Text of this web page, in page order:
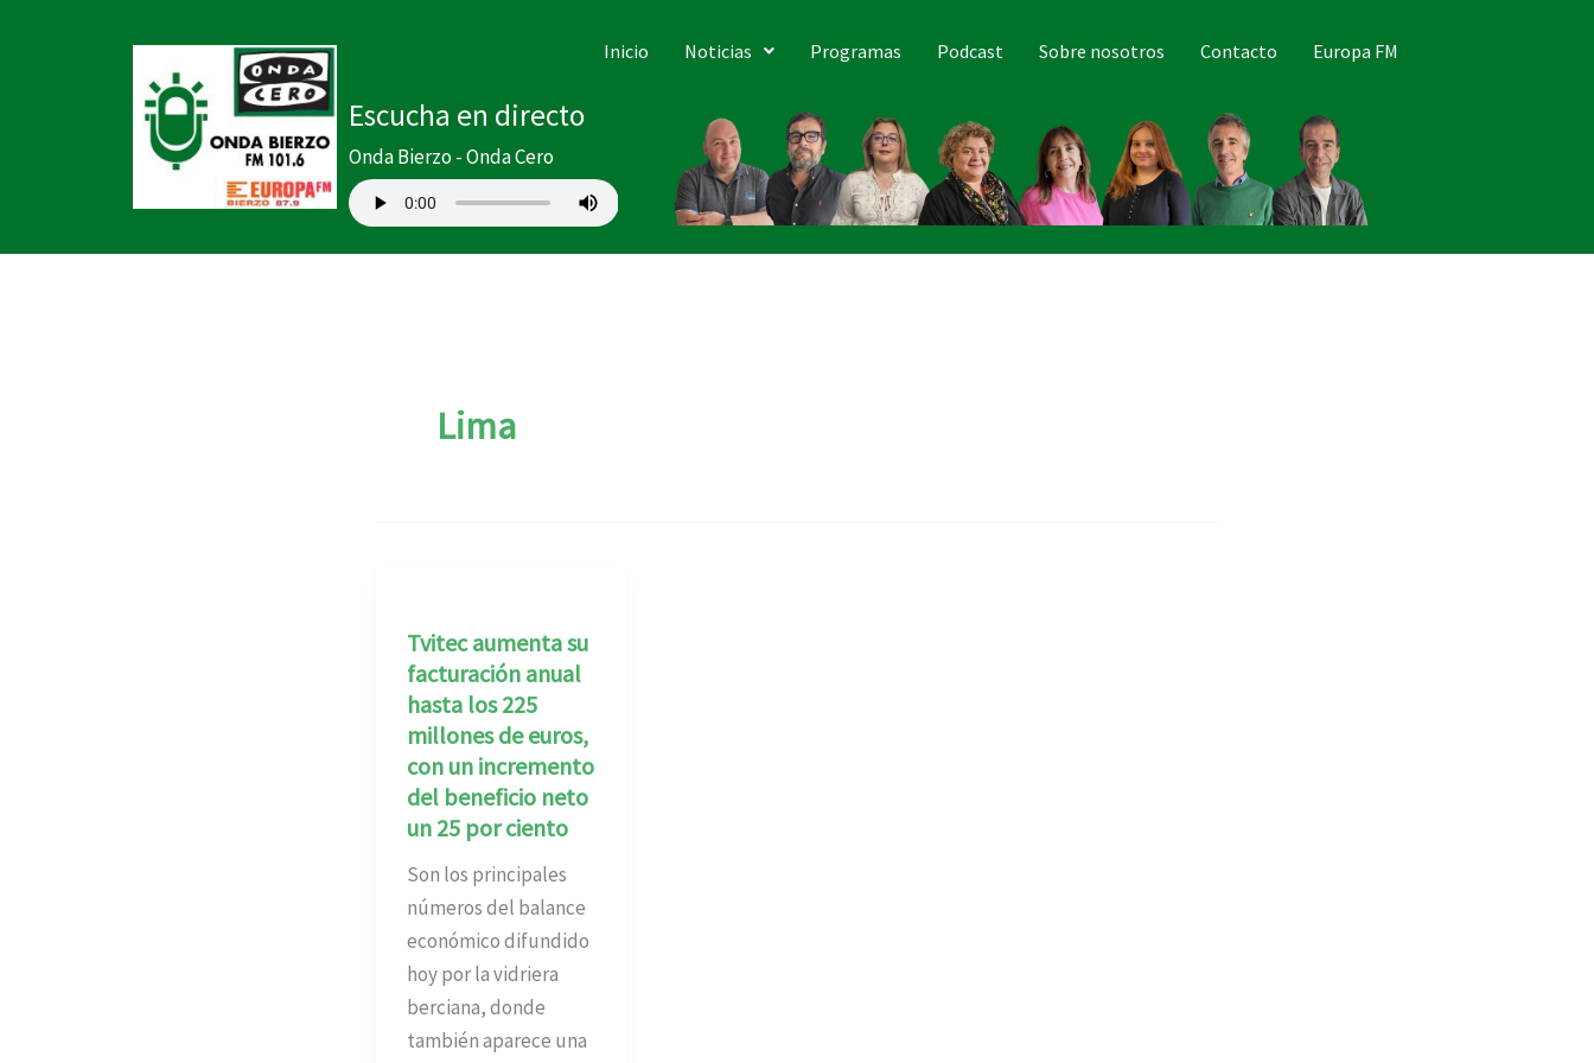
Inicio Noticias Programas Podcast Sobre nosotros Contacto Europa FM
Escucha en directo
Onda Bierzo - Onda Cero
Lima
Tvitec aumenta su
facturación anual
hasta los 225
millones de euros,
con un incremento
del beneficio neto
un 25 por ciento
Son los principales
números del balance
económico difundido
hoy por la vidriera
berciana, donde
también aparece una